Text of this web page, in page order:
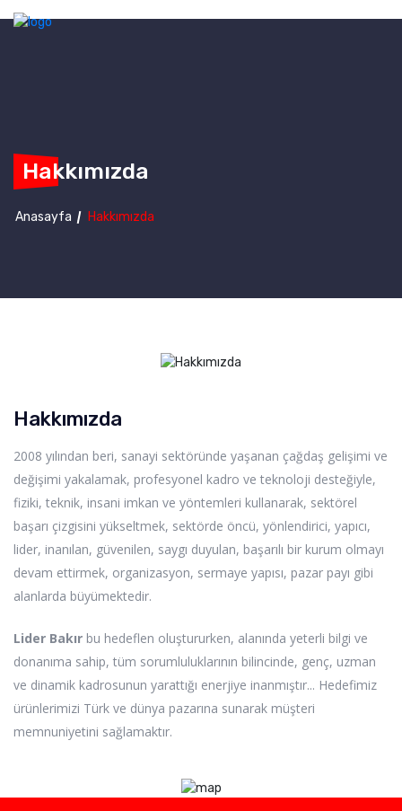
Hakkımızda
Anasayfa Hakkımızda
Hakkımızda
2008 yılından beri, sanayi sektöründe yaşanan çağdaş gelişimi ve
değişimi yakalamak, profesyonel kadro ve teknoloji desteğiyle,
fiziki, teknik, insani imkan ve yöntemleri kullanarak, sektörel
başarı çizgisini yükseltmek, sektörde öncü, yönlendirici, yapıcı,
lider, inanılan, güvenilen, saygı duyulan, başarılı bir kurum olmayı
devam ettirmek, organizasyon, sermaye yapısı, pazar payı gibi
alanlarda büyümektedir.
Lider Bakır bu hedeflen oluştururken, alanında yeterli bilgi ve
donanıma sahip, tüm sorumluluklarının bilincinde, genç, uzman
ve dinamik kadrosunun yarattığı enerjiye inanmıştır... Hedefimiz
ürünlerimizi Türk ve dünya pazarına sunarak müşteri
memnuniyetini sağlamaktır.